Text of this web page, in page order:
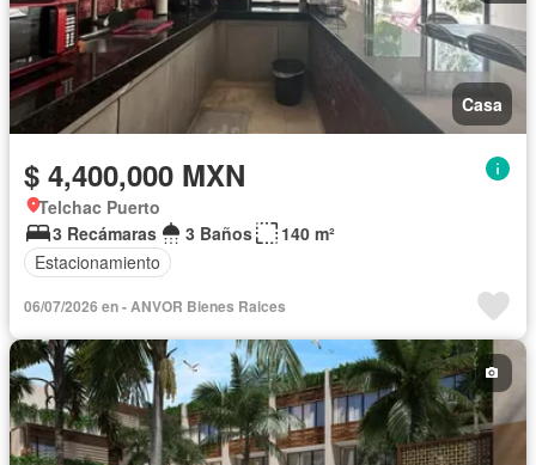
Casa
$ 4,400,000 MXN
Telchac Puerto
3 Recámaras
3 Baños
140 m²
Estacionamiento
06/07/2026 en - ANVOR Bienes Raices